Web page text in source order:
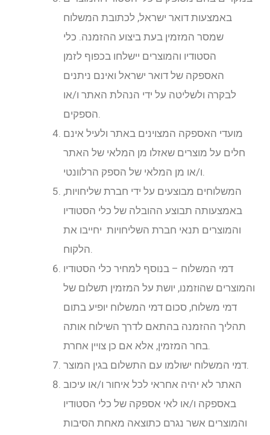
באמצעות דואר ישראל, לכתובת המשלוח
שמסר המזמין בעת ביצוע ההזמנה. כלי
הסטודיו והמוצרים יישלחו בכפוף לזמן
האספקה של דואר ישראל ואינם ניתנים
לבקרה ולשליטה על ידי הנהלת האתר ו/או
מועדי האספקה המצוינים באתר ולעיל אינם
חלים על מוצרים שאזלו מן המלאי של האתר
המשלוחים מבוצעים על ידי חברת שליחויות,
באמצעותה תבוצע ההובלה של כלי הסטודיו
והמוצרים תנאי חברת השליחויות יחייבו את
דמי המשלוח – בנוסף למחיר כלי הסטודיו
והמוצרים שהוזמנו, יושת על המזמין תשלום של
דמי משלוח, סכום דמי המשלוח יופיע בתום
תהליך ההזמנה בהתאם לדרך השילוח אותה
האתר לא יהיה אחראי לכל איחור ו/או עיכוב
באספקה ו/או לאי אספקה של כלי הסטודיו
והמוצרים אשר נגרם כתוצאה מאחת הסיבות